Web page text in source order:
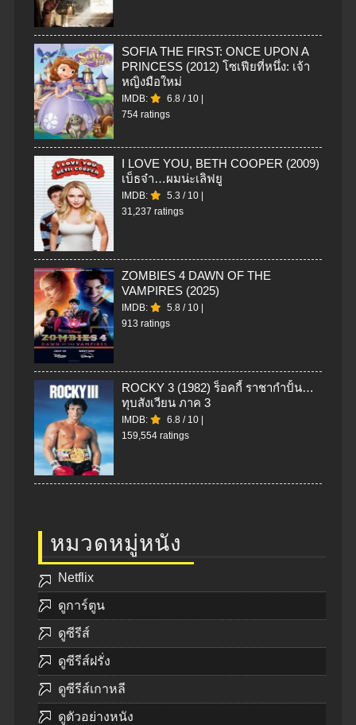
SOFIA THE FIRST: ONCE UPON A
PRINCESS (2012) โซเฟียที่หนึ่ง: เจ้า
หญิงมือใหม่
IMDB: 6.8 / 10 |
754 ratings
I LOVE YOU, BETH COOPER (2009)
เบ็ธจ๋า…ผมน่ะเลิฟยู
IMDB: 5.3 / 10 |
31,237 ratings
ZOMBIES 4 DAWN OF THE
VAMPIRES (2025)
IMDB: 5.8 / 10 |
913 ratings
ROCKY 3 (1982) ร็อคกี้ ราชากำปั้น…
ทุบสังเวียน ภาค 3
IMDB: 6.8 / 10 |
159,554 ratings
หมวดหมู่หนัง
Netflix
ดูการ์ตูน
ดูซีรีส์
ดูซีรีส์ฝรั่ง
ดูซีรีส์เกาหลี
ดูตัวอย่างหนัง